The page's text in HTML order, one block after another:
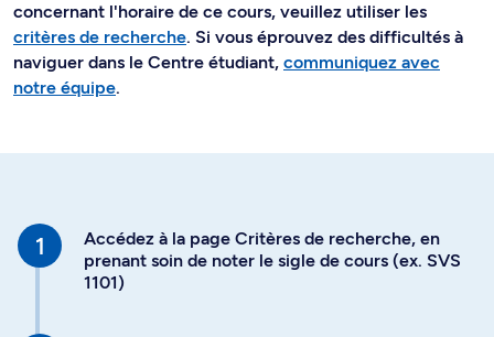
concernant l'horaire de ce cours, veuillez utiliser les
critères de recherche. Si vous éprouvez des difficultés à
naviguer dans le Centre étudiant, communiquez avec
notre équipe.
Accédez à la page Critères de recherche, en
prenant soin de noter le sigle de cours (ex. SVS
1101)